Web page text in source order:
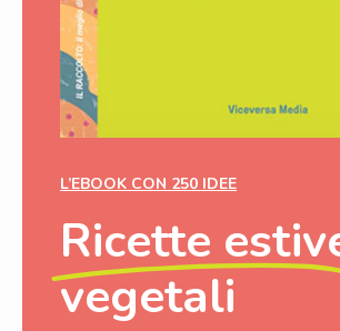
L’EBOOK CON 250 IDEE
Ricette
vegetali